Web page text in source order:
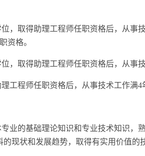
，取得助理工程师任职资格后，从事
资格。
，取得助理工程师任职资格后，从事技
工程师任职资格后，从事技术工作满
业的基础理论知识和专业技术知识，
现状和发展趋势，取得有实用价值的